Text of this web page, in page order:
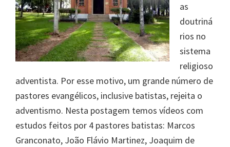
as
doutriná
rios no
sistema
religioso
adventista. Por esse motivo, um grande número de
pastores evangélicos, inclusive batistas, rejeita o
adventismo. Nesta postagem temos vídeos com
estudos feitos por 4 pastores batistas: Marcos
Granconato, João Flávio Martinez, Joaquim de